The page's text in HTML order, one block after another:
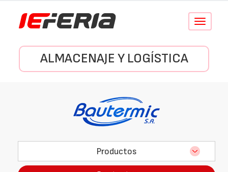
Conmutar
ALMACENAJE Y LOGÍSTICA
Productos